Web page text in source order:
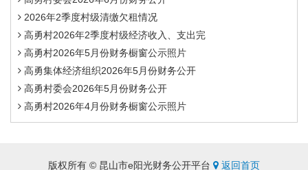
2026年2季度村级清缴欠租情况
高勇村2026年2季度村级经济收入、支出完
高勇村2026年5月份财务橱窗公示照片
高勇集体经济组织2026年5月份财务公开
高勇村委会2026年5月份财务公开
高勇村2026年4月份财务橱窗公示照片
版权所有 © 昆山市e阳光财务公开平台 返回首页